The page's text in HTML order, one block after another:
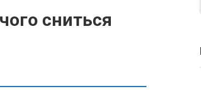
сниться